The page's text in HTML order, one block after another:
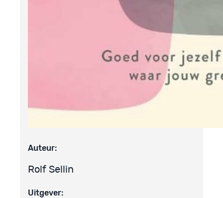
Auteur:
Rolf Sellin
Uitgever: